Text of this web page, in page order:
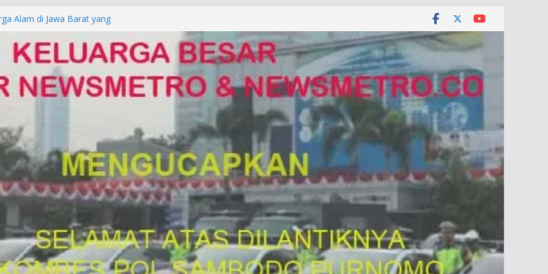
PUNGLI SIM
Alam di Jawa Barat yang
KUHAP Baru 2026, Tegaskan
Dipidana
DENPASAR DAN
POLDA BALI DIDUGA
ke Mabes Polri